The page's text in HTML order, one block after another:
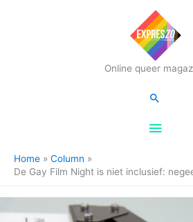
Online queer
Zoeken
Home
Column
De Gay Film Night is niet inclusief: